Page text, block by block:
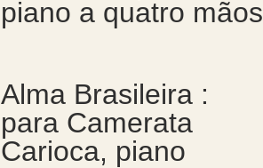
piano a quatro mãos
Alma Brasileira :
para Camerata
Carioca, piano